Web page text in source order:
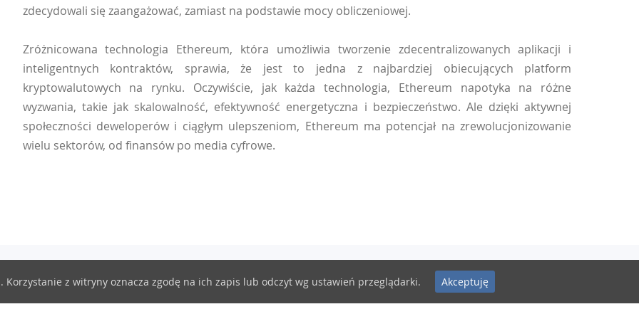
zdecydowali się zaangażować, zamiast na podstawie mocy obliczeniowej.
Zróżnicowana technologia Ethereum, która umożliwia tworzenie zdecentralizowanych aplikacji i
inteligentnych kontraktów, sprawia, że jest to jedna z najbardziej obiecujących platform
kryptowalutowych na rynku. Oczywiście, jak każda technologia, Ethereum napotyka na różne
wyzwania, takie jak skalowalność, efektywność energetyczna i bezpieczeństwo. Ale dzięki aktywnej
społeczności deweloperów i ciągłym ulepszeniom, Ethereum ma potencjał na zrewolucjonizowanie
wielu sektorów, od finansów po media cyfrowe.
Korzystanie z witryny oznacza zgodę na ich zapis lub odczyt wg ustawień przeglądarki. Akceptuję